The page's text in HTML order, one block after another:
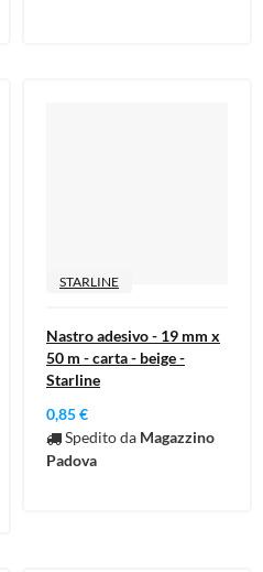
STARLINE
Nastro adesivo - 19 mm x
50 m - carta - beige -
Starline
0,85 €
Spedito da Magazzino
Padova